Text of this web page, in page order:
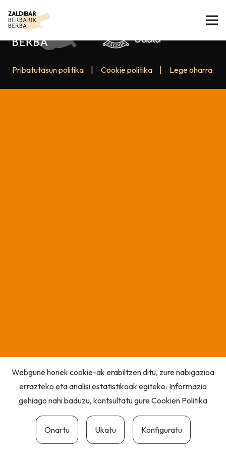
Pribatutasun politika Cookie politika Lege oharra
Webgune honek cookie-ak erabiltzen ditu, zure nabigazioa
errazteko eta analisi estatistikoak egiteko. Informazio
gehiago nahi baduzu, kontsultatu gureCookien Politika
Onartu Ukatu Konfiguratu